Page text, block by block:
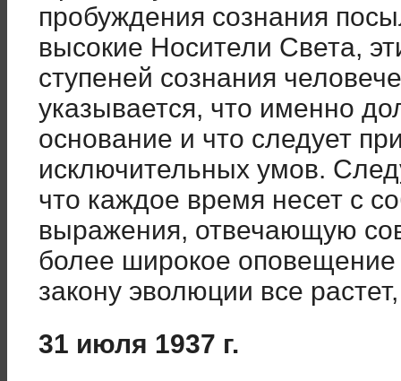
пробуждения сознания
высокие Носители Света,
ступеней сознания
указывается, что именно
основание и что следует
исключительных умов.
что каждое время несет с
выражения, отвечающую
более широкое
закону эволюции все
31 июля 1937 г.